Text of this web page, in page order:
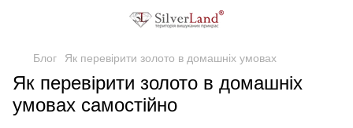
Блог Як перевірити золото в домашніх умовах
Як перевірити золото в домашніх
умовах самостійно